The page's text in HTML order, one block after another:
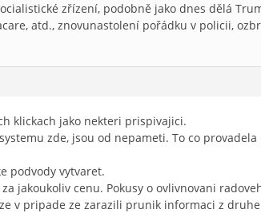
zřízení, podobně jako dnes dělá
atd., znovunastolení pořádku v policii,
klickach jako nekteri prispivajici.
zde, jsou od nepameti. To co
podvody vytvaret.
jakoukoliv cenu. Pokusy o ovlivnovani
v pripade ze zarazili prunik informaci z